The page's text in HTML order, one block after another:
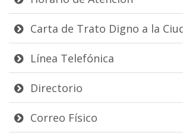
Carta de Trato Digno a la
Línea Telefónica
Directorio
Correo Físico